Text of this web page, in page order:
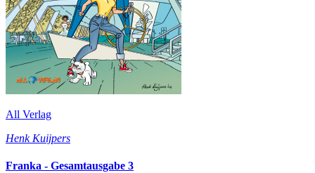
All Verlag
Henk Kuijpers
Franka - Gesamtausgabe 3